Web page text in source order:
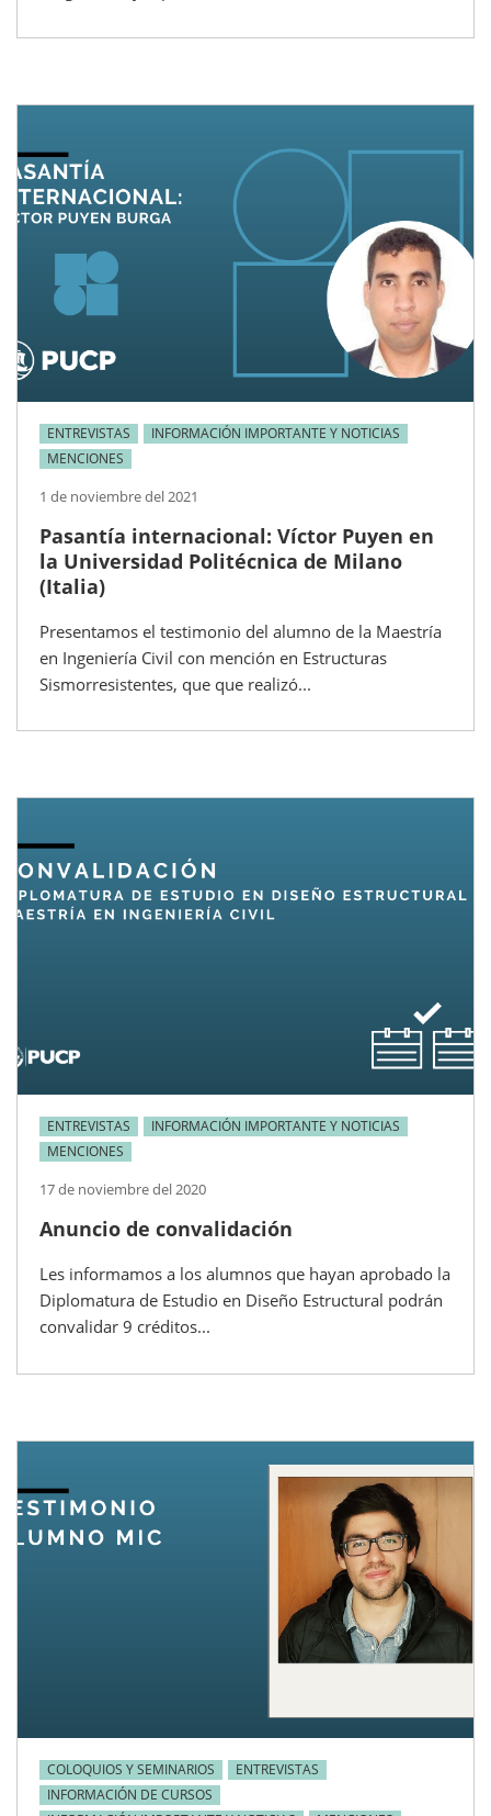
ENTREVISTAS
INFORMACIÓN IMPORTANTE Y NOTICIAS
MENCIONES
1 de noviembre del 2021
Pasantía internacional: Víctor Puyen en
la Universidad Politécnica de Milano
(Italia)
Presentamos el testimonio del alumno de la Maestría
en Ingeniería Civil con mención en Estructuras
Sismorresistentes, que que realizó...
ENTREVISTAS
INFORMACIÓN IMPORTANTE Y NOTICIAS
MENCIONES
17 de noviembre del 2020
Anuncio de convalidación
Les informamos a los alumnos que hayan aprobado la
Diplomatura de Estudio en Diseño Estructural podrán
convalidar 9 créditos...
COLOQUIOS Y SEMINARIOS
ENTREVISTAS
INFORMACIÓN DE CURSOS